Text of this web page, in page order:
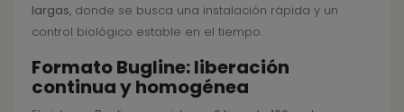
largas, donde se busca una instalación rápida y un
control biológico estable en el tiempo.
Formato Bugline: liberación
continua y homogénea